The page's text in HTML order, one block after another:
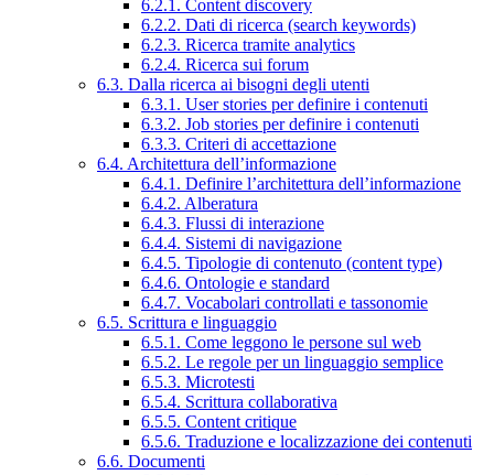
6.2.1. Content discovery
6.2.2. Dati di ricerca (search keywords)
6.2.3. Ricerca tramite analytics
6.2.4. Ricerca sui forum
6.3. Dalla ricerca ai bisogni degli utenti
6.3.1. User stories per definire i contenuti
6.3.2. Job stories per definire i contenuti
6.3.3. Criteri di accettazione
6.4. Architettura dell’informazione
6.4.1. Definire l’architettura dell’informazione
6.4.2. Alberatura
6.4.3. Flussi di interazione
6.4.4. Sistemi di navigazione
6.4.5. Tipologie di contenuto (content type)
6.4.6. Ontologie e standard
6.4.7. Vocabolari controllati e tassonomie
6.5. Scrittura e linguaggio
6.5.1. Come leggono le persone sul web
6.5.2. Le regole per un linguaggio semplice
6.5.3. Microtesti
6.5.4. Scrittura collaborativa
6.5.5. Content critique
6.5.6. Traduzione e localizzazione dei contenuti
6.6. Documenti